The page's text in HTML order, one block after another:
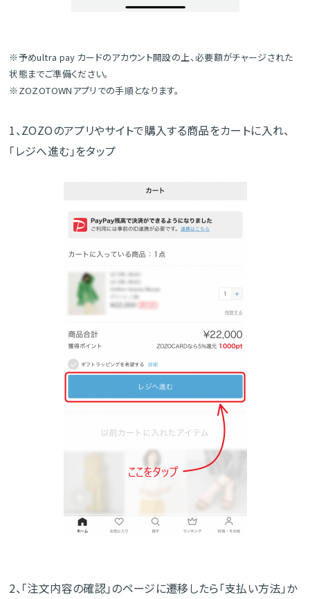
※予めultra pay カードのアカウント開設の上、必要額がチャージされた
状態までご準備ください。
※ZOZOTOWNアプリでの手順となります。
1、ZOZOのアプリやサイトで購入する商品をカートに入れ、
「レジへ進む」をタップ
2、「注文内容の確認」のページに遷移したら「支払い方法」か